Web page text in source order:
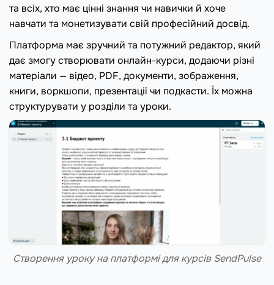
та всіх, хто має цінні знання чи навички й хоче
навчати та монетизувати свій професійний досвід.
Платформа має зручний та потужний редактор, який
дає змогу створювати онлайн-курси, додаючи різні
матеріали — відео, PDF, документи, зображення,
книги, воркшопи, презентації чи подкасти. Їх можна
структурувати у розділи та уроки.
Створення уроку на платформі для курсів SendPulse